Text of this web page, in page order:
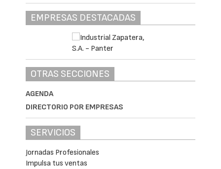
EMPRESAS DESTACADAS
OTRAS SECCIONES
AGENDA
DIRECTORIO POR EMPRESAS
SERVICIOS
Jornadas Profesionales
Impulsa tus ventas